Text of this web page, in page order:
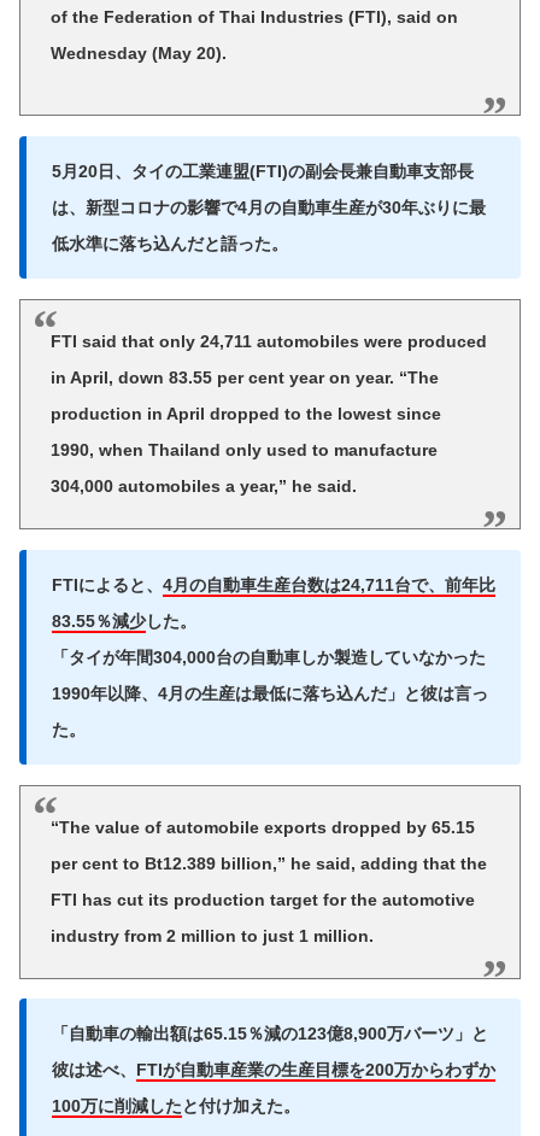
of the Federation of Thai Industries (FTI), said on
Wednesday (May 20).
5月20日、タイの工業連盟(FTI)の副会長兼自動車支部長
は、新型コロナの影響で4月の自動車生産が30年ぶりに最
低水準に落ち込んだと語った。
FTI said that only 24,711 automobiles were produced
in April, down 83.55 per cent year on year. “The
production in April dropped to the lowest since
1990, when Thailand only used to manufacture
304,000 automobiles a year,” he said.
FTIによると、 4月の自動車生産台数は24,711台で、前年比
83.55％減少した。
「タイが年間304,000台の自動車しか製造していなかった
1990年以降、4月の生産は最低に落ち込んだ」と彼は言っ
た。
“The value of automobile exports dropped by 65.15
per cent to Bt12.389 billion,” he said, adding that the
FTI has cut its production target for the automotive
industry from 2 million to just 1 million.
「自動車の輸出額は65.15％減の123億8,900万バーツ」と
彼は述べ、 FTIが自動車産業の生産目標を200万からわずか
100万に削減したと付け加えた。